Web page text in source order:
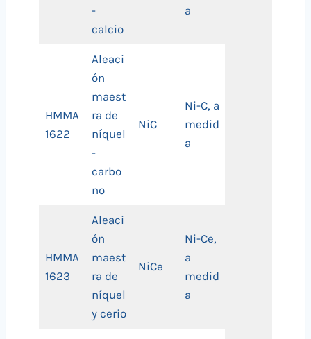
-
calcio
a
HMMA
1622
Aleaci
ón
maest
ra de
níquel
-
carbo
no
NiC
Ni-C, a
medid
a
HMMA
1623
Aleaci
ón
maest
ra de
níquel
y cerio
NiCe
Ni-Ce,
a
medid
a